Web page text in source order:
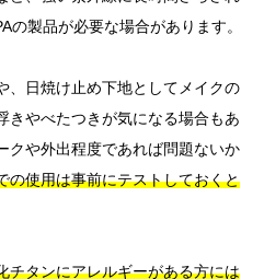
の製品が必要な場合があります。
、日焼け止め下地としてメイクの
きやべたつきが気になる場合もあ
クや外出程度であれば問題ないか
の使用は事前にテストしておくと
チタンにアレルギーがある方には